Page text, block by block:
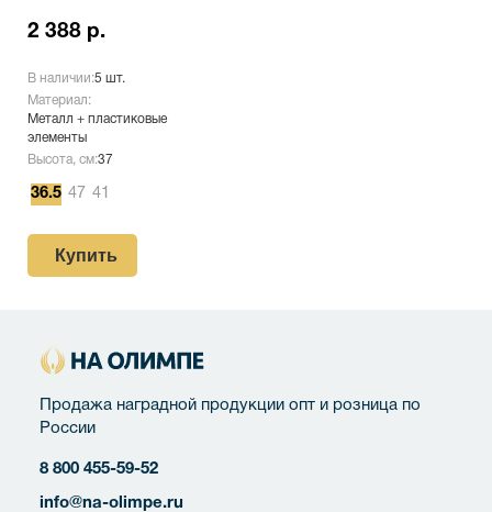
2 388 р.
В наличии:5 шт.
Материал:
Металл + пластиковые
элементы
Высота, см:37
36.5 47 41
Купить
Продажа наградной продукции опт и розница по
России
8 800 455-59-52
info@na-olimpe.ru